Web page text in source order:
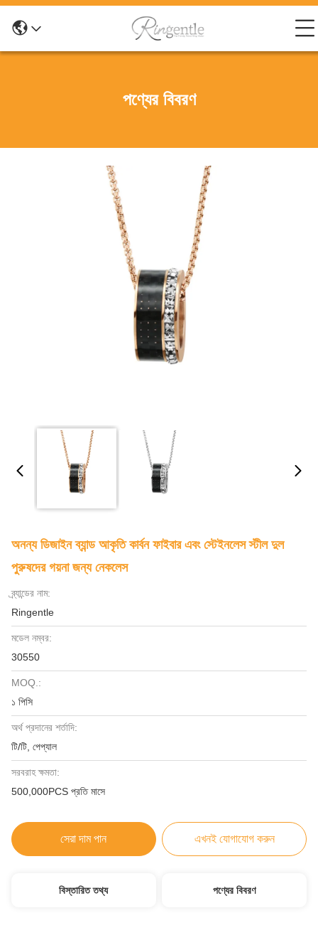
পণ্যের বিবরণ
অনন্য ডিজাইন ব্যান্ড আকৃতি কার্বন ফাইবার এবং স্টেইনলেস স্টীল দুল
পুরুষদের গয়না জন্য নেকলেস
ব্র্যান্ডের নাম:
Ringentle
মডেল নম্বর:
30550
MOQ.:
১ পিসি
অর্থ প্রদানের শর্তাদি:
টি/টি, পেপ্যাল
সরবরাহ ক্ষমতা:
500,000PCS প্রতি মাসে
সেরা দাম পান এখনই যোগাযোগ করুন
বিস্তারিত তথ্য পণ্যের বিবরণ